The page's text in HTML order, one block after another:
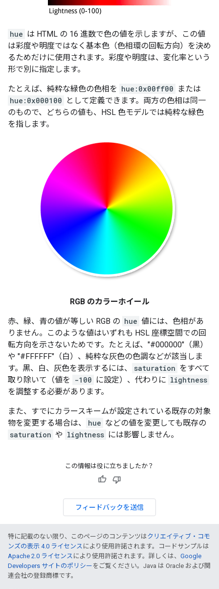
hue は HTML の 16 進数で色の値を示しますが、この値
は彩度や明度ではなく基本色（色相環の回転方向）を決め
るためだけに使用されます。彩度や明度は、変化率という
形で別に指定します。
たとえば、純粋な緑色の色相を hue:0x00ff00
または
hue:0x000100
として定義できます。両方の色相は同一
のもので、どちらの値も、HSL 色モデルでは純粋な緑色
を指します。
RGB のカラーホイール
赤、緑、青の値が等しい RGB の hue 値には、色相があ
りません。このような値はいずれも HSL 座標空間での回
転方向を示さないためです。たとえば、"#000000"（黒）
や "#FFFFFF"（白）、純粋な灰色の色調などが該当しま
す。黒、白、灰色を表示するには、
saturation をすべて
取り除いて（値を
-100 に設定）、代わりに lightness
を調整する必要があります。
また、すでにカラースキームが設定されている既存の対象
物を変更する場合は、
hue などの値を変更しても既存の
saturation や lightness には影響しません。
この情報は役に立ちましたか？
フィードバックを送信
特に記載のない限り、このページのコンテンツはクリエイティブ・コモ
ンズの表示 4.0 ライセンス により使用許諾されます。コードサンプルは
Apache 2.0 ライセンス により使用許諾されます。詳しくは、 Google
Developers サイトのポリシー をご覧ください。Java は Oracle および関
連会社の登録商標です。